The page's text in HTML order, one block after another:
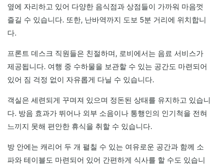
옆에 자리하고 있어 다양한 음식점과 상점들이 가까워 마음껏
즐길 수 있습니다. 또한, 난바역까지 도보 5분 거리에 위치합니
다.
프론트 데스크 직원들은 친절하며, 로비에서는 음료 서비스가
제공됩니다. 여행 중 수하물을 보관할 수 있는 공간도 마련되어
있어 짐 걱정 없이 자유롭게 다닐 수 있습니다.
객실은 세련되게 꾸며져 있으며 정돈된 상태를 유지하고 있습니
다. 방음 효과가 뛰어나 외부 소음이나 통행인의 인기척을 전혀
느끼지 못해 편안한 휴식을 취할 수 있습니다.
방 안에는 캐리어 두 개 펼칠 수 있는 여유로운 공간과 함께 소
파와 테이블도 마련되어 있어 간편하게 식사를 할 수도 있습니